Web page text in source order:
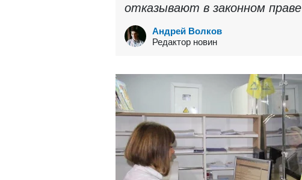
отказывают в законном праве
Андрей Волков
Редактор новин